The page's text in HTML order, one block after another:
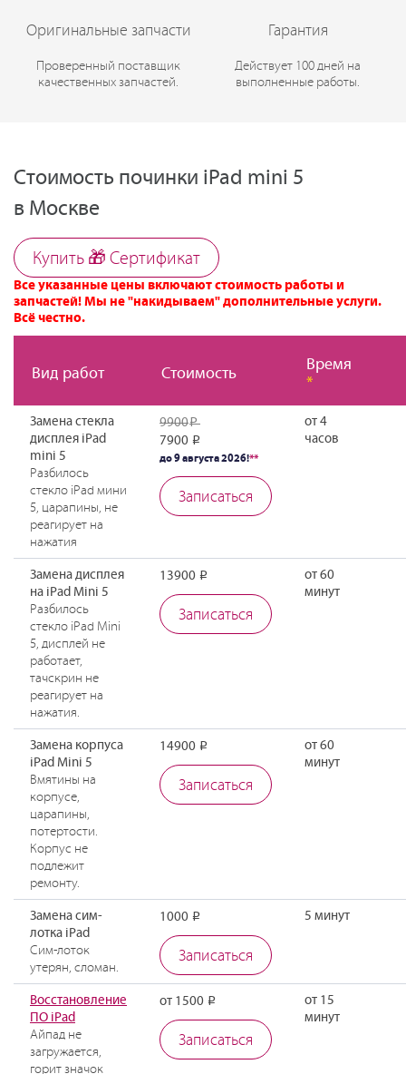
Оригинальные запчасти
Проверенный поставщик
качественных запчастей.
Гарантия
Действует 100 дней на
выполненные работы.
Стоимость починки iPad mini 5
в Москве
Купить 🎁 Cертификат
Все указанные цены включают стоимость работы и
запчастей! Мы не "накидываем" дополнительные услуги.
Всё честно.
Вид работ Стоимость
Время
*
Замена стекла
дисплея iPad
mini 5
Разбилось
стекло iPad мини
5, царапины, не
реагирует на
нажатия
9900Р
7900 Р
до 9 августа 2026!**
Записаться
от 4
часов
Замена дисплея
на iPad Mini 5
Разбилось
стекло iPad Mini
5, дисплей не
работает,
тачскрин не
реагирует на
нажатия.
13900 Р
Записаться
от 60
минут
Замена корпуса
iPad Mini 5
Вмятины на
корпусе,
царапины,
потертости.
Корпус не
подлежит
ремонту.
14900 Р
Записаться
от 60
минут
Замена сим-
лотка iPad
Сим-лоток
утерян, сломан.
1000 Р
Записаться
5 минут
Восстановление
ПО iPad
Айпад не
загружается,
горит значок
от 1500 Р
Записаться
от 15
минут